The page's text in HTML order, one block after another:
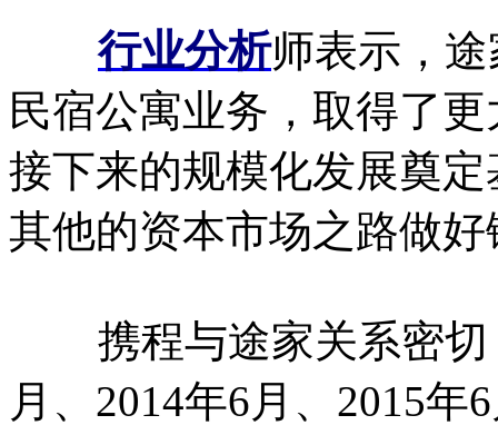
行业分析师表示，
民宿公寓业务，取得了
接下来的规模化发展奠
其他的资本市场之路做好
携程与途家关系密切
月、2014年6月、2015